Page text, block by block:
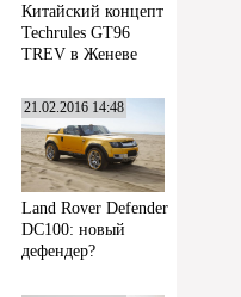
Китайский концепт
Techrules GT96
TREV в Женеве
21.02.2016 14:48
Land Rover Defender
DC100: новый
дефендер?